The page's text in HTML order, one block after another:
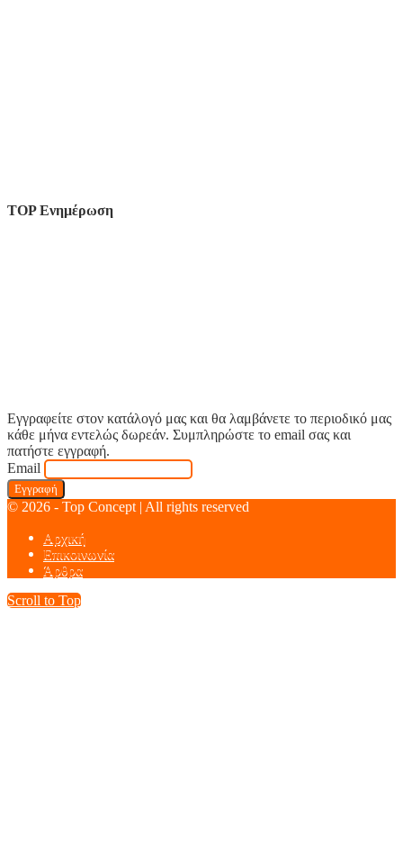
TOP Ενημέρωση
Εγγραφείτε στον κατάλογό μας και θα λαμβάνετε το περιοδικό μας
κάθε μήνα εντελώς δωρεάν. Συμπληρώστε το email σας και
πατήστε εγγραφή.
Email
© 2026 - Top Concept | All rights reserved
Αρχική
Επικοινωνία
Άρθρα
Scroll to Top